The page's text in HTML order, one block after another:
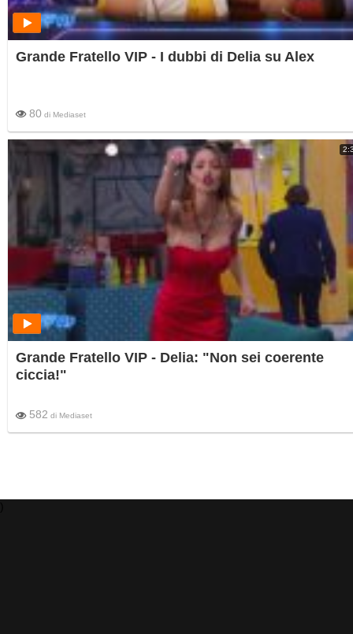
Grande Fratello VIP - I dubbi di Delia su Alex
80 di Mediaset
Grande Fratello VIP - Delia: "Non sei coerente
ciccia!"
582 di Mediaset